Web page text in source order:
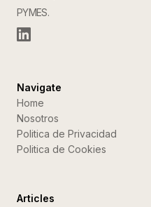
PYMES.
Navigate
Home
Nosotros
Politica de Privacidad
Politica de Cookies
Articles